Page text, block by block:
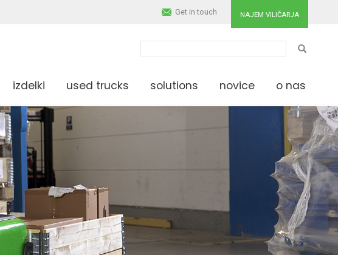
NAJEM VILIČARJA
Get in touch
IŠČI
izdelki used trucks solutions novice o nas